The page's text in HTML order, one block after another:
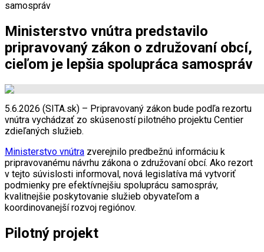
samospráv
Ministerstvo vnútra predstavilo
pripravovaný zákon o združovaní obcí,
cieľom je lepšia spolupráca samospráv
5.6.2026 (SITA.sk) – Pripravovaný zákon bude podľa rezortu
vnútra vychádzať zo skúseností pilotného projektu Centier
zdieľaných služieb.
Ministerstvo vnútra zverejnilo predbežnú informáciu k
pripravovanému návrhu zákona o združovaní obcí. Ako rezort
v tejto súvislosti informoval, nová legislatíva má vytvoriť
podmienky pre efektívnejšiu spoluprácu samospráv,
kvalitnejšie poskytovanie služieb obyvateľom a
koordinovanejší rozvoj regiónov.
Pilotný projekt